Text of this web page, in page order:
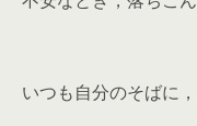
いつも自分のそばに